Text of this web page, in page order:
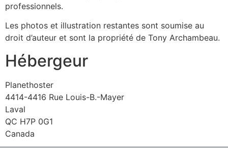
professionnels.
Les photos et illustration restantes sont soumise au
droit d’auteur et sont la propriété de Tony Archambeau.
Hébergeur
Planethoster
4414-4416 Rue Louis-B.-Mayer
Laval
QC H7P 0G1
Canada